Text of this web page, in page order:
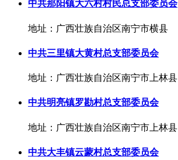
中共那阳镇大六村村民总支部委员会
地址：广西壮族自治区南宁市横县
中共三里镇大黄村总支部委员会
地址：广西壮族自治区南宁市上林县
中共明亮镇罗勘村总支部委员会
地址：广西壮族自治区南宁市上林县
中共大丰镇云蒙村总支部委员会